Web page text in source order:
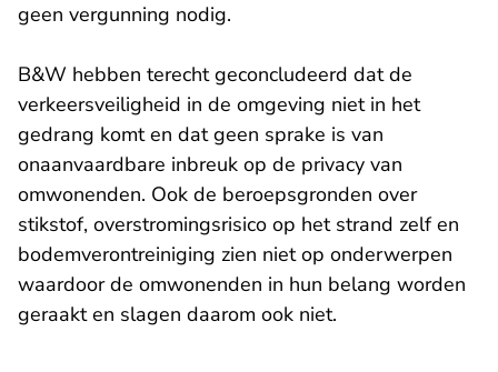
geen vergunning nodig.
B&W hebben terecht geconcludeerd dat de
verkeersveiligheid in de omgeving niet in het
gedrang komt en dat geen sprake is van
onaanvaardbare inbreuk op de privacy van
omwonenden. Ook de beroepsgronden over
stikstof, overstromingsrisico op het strand zelf en
bodemverontreiniging zien niet op onderwerpen
waardoor de omwonenden in hun belang worden
geraakt en slagen daarom ook niet.